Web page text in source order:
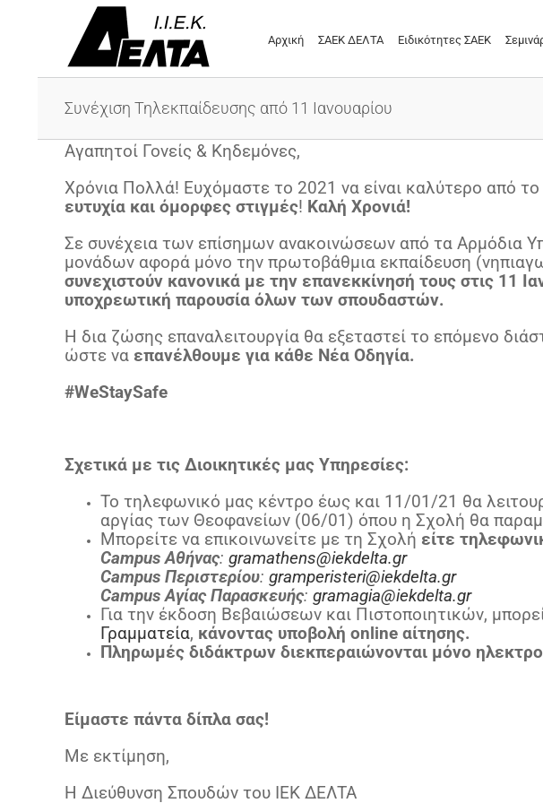
Αρχική ΣΑΕΚ ΔΕΛΤΑ Ειδικότητες ΣΑΕΚ
Συνέχιση Τηλεκπαίδευσης από 11 Ιανουαρίου
Αγαπητοί Γονείς & Κηδεμόνες,
Χρόνια Πολλά! Ευχόμαστε το 2021 να είναι καλύτερο από
ευτυχία και όμορφες στιγμές! Καλή Χρονιά!
Σε συνέχεια των επίσημων ανακοινώσεων από τα Αρμόδια
μονάδων αφορά μόνο την πρωτοβάθμια εκπαίδευση
συνεχιστούν κανονικά με την επανεκκίνησή τους στις 11
υποχρεωτική παρουσία όλων των σπουδαστών.
Η δια ζώσης επαναλειτουργία θα εξεταστεί το επόμενο
ώστε να επανέλθουμε για κάθε Νέα Οδηγία.
#WeStaySafe
Σχετικά με τις Διοικητικές μας Υπηρεσίες:
Το τηλεφωνικό μας κέντρο έως και 11/01/21 θα
αργίας των Θεοφανείων (06/01) όπου η Σχολή θα
Μπορείτε να επικοινωνείτε με τη Σχολή είτε
Campus Αθήνας: gramathens@iekdelta.gr
Campus Περιστερίου: gramperisteri@iekdelta.gr
CampusΑγίας Παρασκευής: gramagia@iekdelta.gr
Για την έκδοση Βεβαιώσεων και Πιστοποιητικών,
Γραμματεία, κάνοντας υποβολή online αίτησης.
Πληρωμές διδάκτρων διεκπεραιώνονται μόνο
Είμαστε πάντα δίπλα σας!
Με εκτίμηση,
Η Διεύθυνση Σπουδών του ΙΕΚ ΔΕΛΤΑ